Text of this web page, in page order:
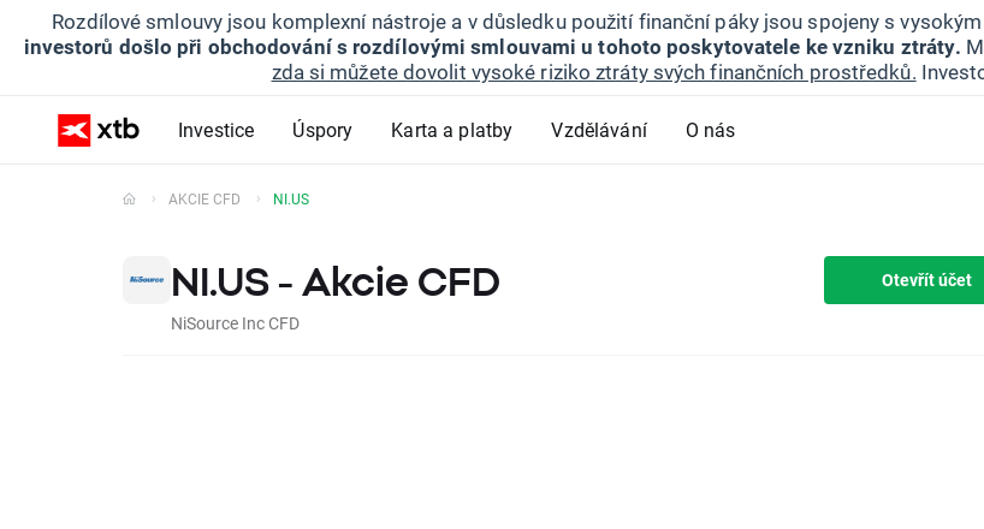
Rozdílové smlouvy jsou komplexní nástroje a v důsledku použití finanční páky jsou spojeny s
investorů došlo při obchodování s rozdílovými smlouvami u tohoto poskytovatele ke vzniku ztráty.
zda si můžete dovolit vysoké riziko ztráty svých finančních prostředků.
Investice Úspory Karta a platby Vzdělávání O nás
AKCIE CFD NI.US
NI.US - Akcie CFD
NiSource Inc CFD
Otevřít účet